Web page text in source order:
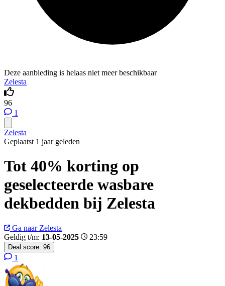
Deze aanbieding is helaas niet meer beschikbaar
Zelesta
96
1
Zelesta
Geplaatst 1 jaar geleden
Tot 40% korting op
geselecteerde wasbare
dekbedden bij Zelesta
Ga naar Zelesta
Geldig t/m: 13-05-2025 23:59
Deal score: 96
1